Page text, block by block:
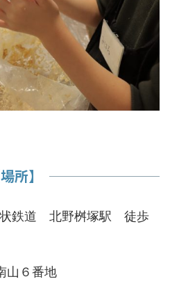
場所】
鉄道 北野桝塚駅 徒歩
山６番地